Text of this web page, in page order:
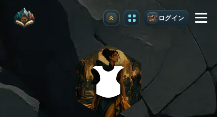
アップグレード ログイン